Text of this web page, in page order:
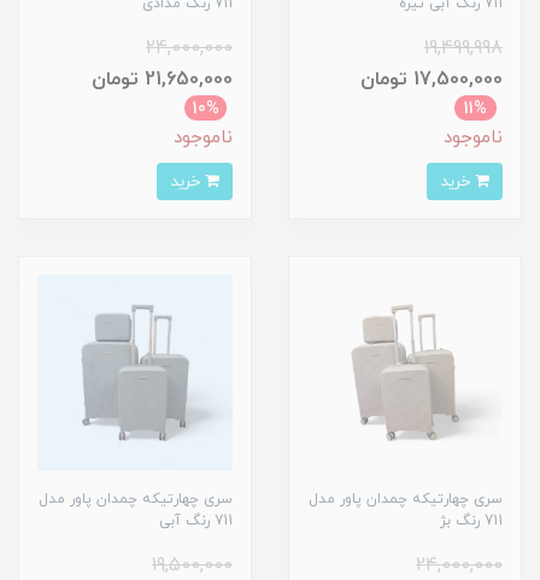
19,499,998
17,500,000 تومان
11%
ناموجود
24,000,000
21,650,000 تومان
10%
ناموجود
سری چهارتیکه چمدان پاور مدل
711 رنگ بژ
24,000,000
سری چهارتیکه چمدان پاور مدل
711 رنگ آبی
19,500,000